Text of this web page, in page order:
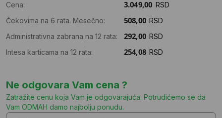
Cena:
RSD
Čekovima na 6 rata. Mesečno:
RSD
Administrativna zabrana na 12 rata:
RSD
Intesa karticama na 12 rata:
RSD
Ne odgovara Vam cena ?
Zatražite cenu koja Vam je odgovarajuća. Potrudićemo se da
Vam ODMAH damo najbolju ponudu.